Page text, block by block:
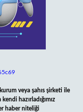
veya şahıs şirketi ile
hazırladığımız
haber niteliği